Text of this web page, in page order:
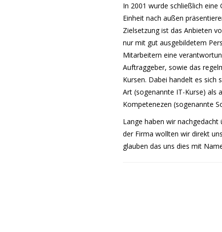
In 2001 wurde schließlich
Einheit nach außen
Zielsetzung ist das Anbieten
nur mit gut ausgebildetem
Mitarbeitern eine
Auftraggeber, sowie das
Kursen. Dabei handelt es sich
Art (sogenannte IT-Kurse) als
Kompetenezen (sogenannte
Lange haben wir
der Firma wollten wir direkt
glauben das uns dies mit